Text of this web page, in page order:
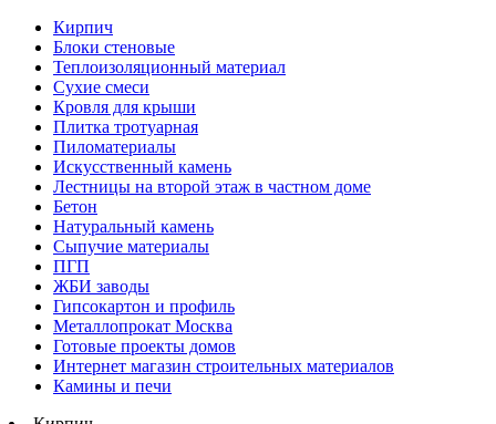
Кирпич
Блоки стеновые
Теплоизоляционный материал
Сухие смеси
Кровля для крыши
Плитка тротуарная
Пиломатериалы
Искусственный камень
Лестницы на второй этаж в частном доме
Бетон
Натуральный камень
Сыпучие материалы
ПГП
ЖБИ заводы
Гипсокартон и профиль
Металлопрокат Москва
Готовые проекты домов
Интернет магазин строительных материалов
Камины и печи